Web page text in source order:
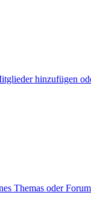
hinzufügen
Themas oder